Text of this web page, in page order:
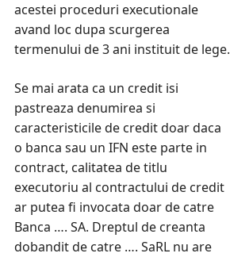
acestei proceduri executionale
avand loc dupa scurgerea
termenului de 3 ani instituit de lege.
Se mai arata ca un credit isi
pastreaza denumirea si
caracteristicile de credit doar daca
o banca sau un IFN este parte in
contract, calitatea de titlu
executoriu al contractului de credit
ar putea fi invocata doar de catre
Banca …. SA. Dreptul de creanta
dobandit de catre …. SaRL nu are